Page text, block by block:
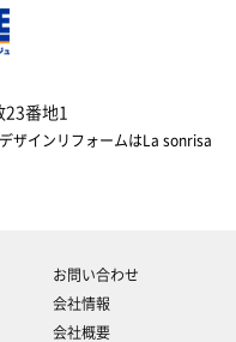
23番地1
ザインリフォームはLa sonrisa
お問い合わせ
会社情報
会社概要